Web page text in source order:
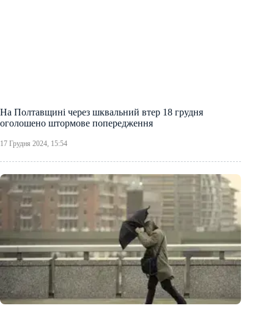
На Полтавщині через шквальний втер 18 грудня
оголошено штормове попередження
17 Грудня 2024, 15:54